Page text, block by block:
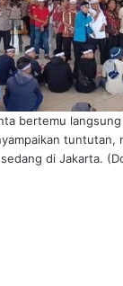
bertemu
tuntutan,
di Jakarta.